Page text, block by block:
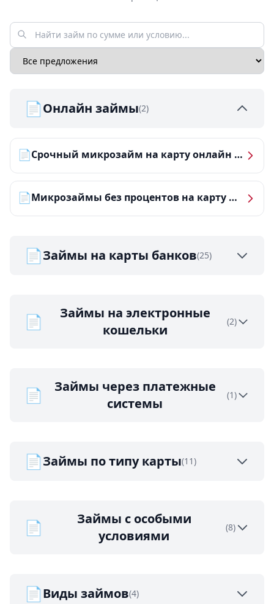
📄Онлайн займы(2)
📄 Срочный микрозайм на карту онлайн — получить деньги за 5 минут
📄 Микрозаймы без процентов на карту — ТОП-10 за 2026 год
📄Займы на карты банков(25)
📄
Займы на электронные
кошельки
(2)
📄
Займы через платежные
системы
(1)
📄Займы по типу карты(11)
📄
Займы с особыми
условиями
(8)
📄Виды займов(4)